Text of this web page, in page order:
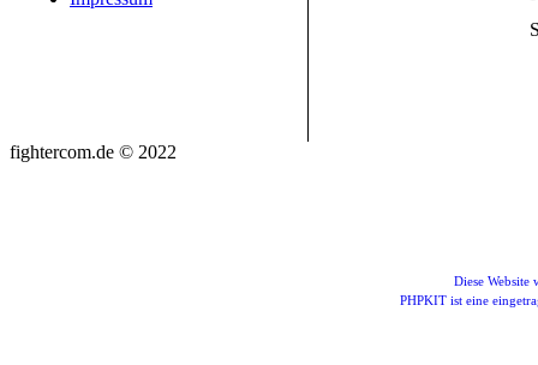
fightercom.de © 2022
Diese Website
PHPKIT ist eine